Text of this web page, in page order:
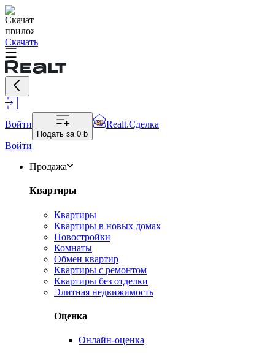
Скачать
Войти
Подать за 0 ƃ
Realt.Сделка
Войти
Продажа
Квартиры
Квартиры
Квартиры в новых домах
Новостройки
Комнаты
Обмен квартир
Квартиры с ремонтом
Квартиры без отделки
Элитная недвижимость
Оценка
Онлайн-оценка